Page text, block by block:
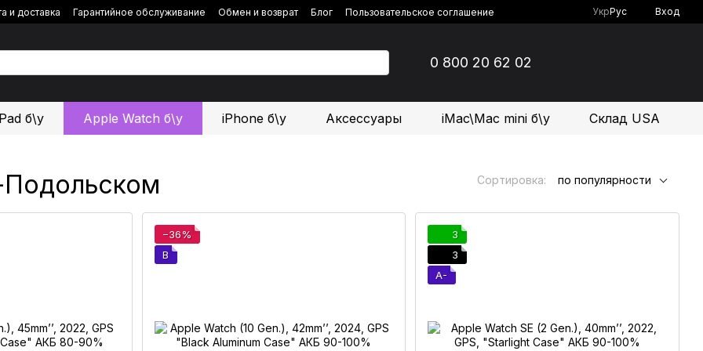
и доставка Гарантийное обслуживание Обмен и возврат Блог
Пользовательское соглашение
УкрРус Вход
0 800 20 62 02
б\у Apple Watch б\у iPhone б\у Аксессуары iMac\Mac mini б\у Склад USA
Сортировка: по популярности
−36%
B
3
3
A-